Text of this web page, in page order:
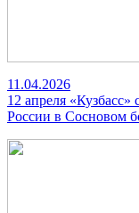
11.04.2026
12 апреля
России в Сосновом